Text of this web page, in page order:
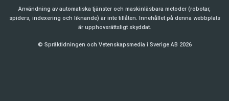
Användning av automatiska tjänster och maskinläsbara metoder (robotar,
spiders, indexering och liknande) är inte tillåten. Innehållet på denna webbplats
är upphovsrättsligt skyddat.
© Språktidningen och Vetenskapsmedia i Sverige AB 2026